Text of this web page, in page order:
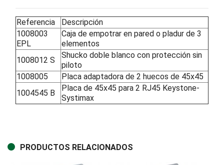
Referencia
Descripción
1008003
EPL
Caja de empotrar en pared o pladur de 3
elementos
1008012 S
Shucko doble blanco con protección sin
piloto
1008005
Placa adaptadora de 2 huecos de 45x45
1004545 B
Placa de 45x45 para 2 RJ45 Keystone-
Systimax
PRODUCTOS RELACIONADOS